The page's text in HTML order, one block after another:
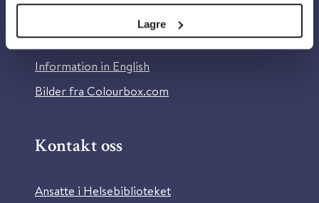
Lagre
Personvern og informasjonskapsler
Tilgjengelighetserklæring
Information in English
Bilder fra Colourbox.com
Kontakt oss
Ansatte i Helsebiblioteket